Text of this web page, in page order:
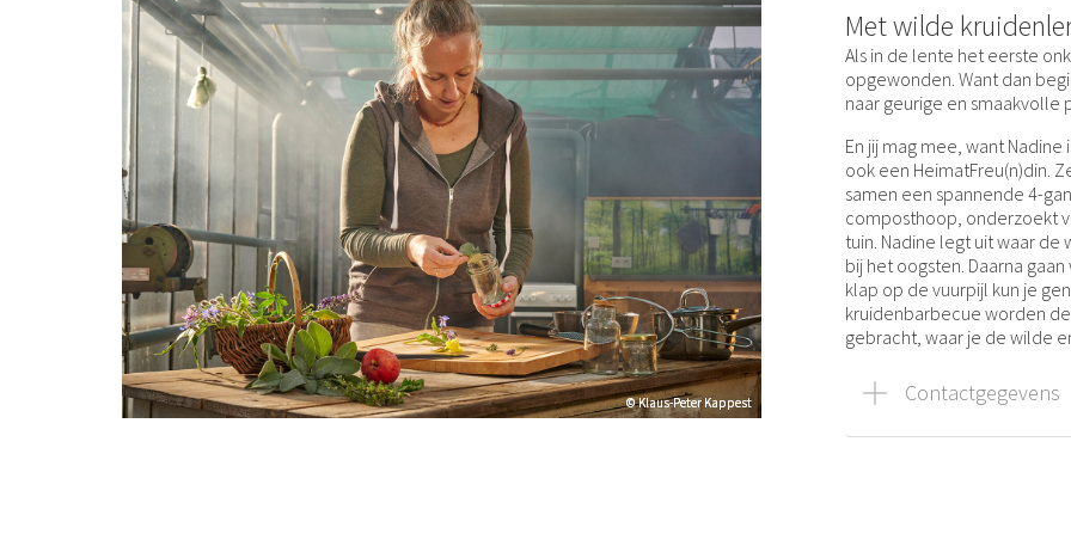
© Klaus-Peter Kappest
© Klaus-Peter Kappest
Met wilde
Als in de lente het eerste
opgewonden. Want dan
naar geurige en smaakvolle
En jij mag mee, want
ook een HeimatFreu(n)din.
samen een spannende 4-
composthoop, onderzoekt
tuin. Nadine legt uit waar
bij het oogsten. Daarna
klap op de vuurpijl kun je
kruidenbarbecue worden
gebracht, waar je de wilde
Contactgegevens